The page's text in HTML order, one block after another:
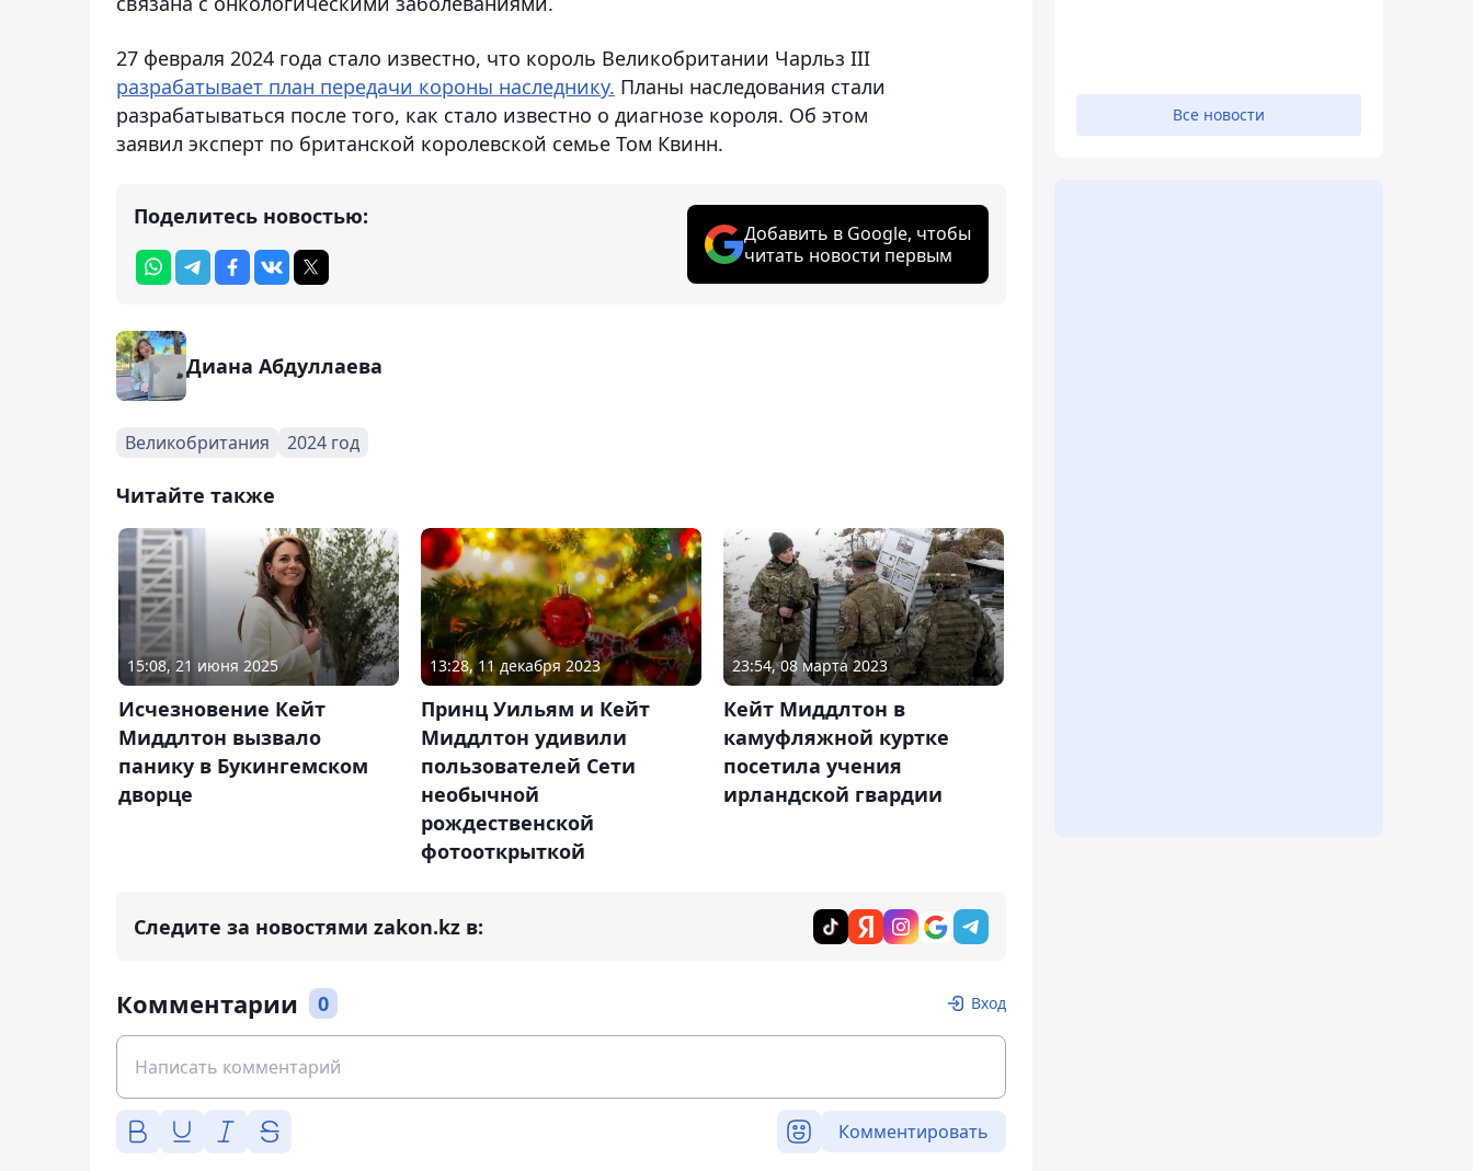
27 февраля 2024 года стало известно, что король Великобритании Чарльз III
разрабатывает план передачи короны наследнику. Планы наследования стали
разрабатываться после того, как стало известно о диагнозе короля. Об этом
заявил эксперт по британской королевской семье Том Квинн.
Поделитесь новостью:
Добавить в Google, чтобы
читать новости первым
Диана Абдуллаева
Великобритания 2024 год
Читайте также
15:08, 21 июня 2025
Исчезновение Кейт
Миддлтон вызвало
панику в Букингемском
дворце
13:28, 11 декабря 2023
Принц Уильям и Кейт
Миддлтон удивили
пользователей Сети
необычной
рождественской
фотооткрыткой
23:54, 08 марта 2023
Кейт Миддлтон в
камуфляжной куртке
посетила учения
ирландской гвардии
Следите за новостями zakon.kz в:
Комментарии 0 Вход
Комментировать
Все новости